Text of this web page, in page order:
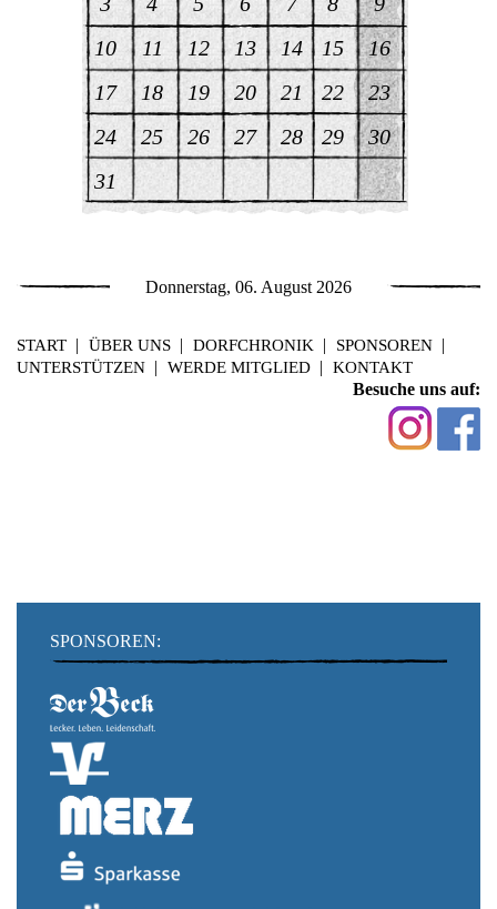
10
11 12 13 14 15
16
17
18 19 20 21 22
23
24
25 26 27 28 29
30
31
Donnerstag, 06. August 2026
START ÜBER UNS DORFCHRONIK
SPONSOREN
UNTERSTÜTZEN
WERDE MITGLIED KONTAKT
Besuche uns auf:
SPONSOREN: